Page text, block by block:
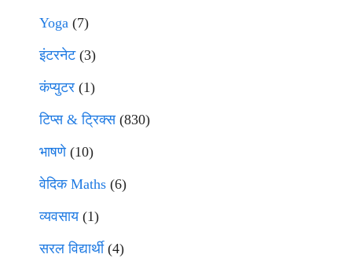
Yoga (7)
इंटरनेट(3)
कंप्युटर (1)
टिप्स & ट्रिक्स(830)
भाषणे(10)
वेदिक Maths (6)
व्यवसाय(1)
सरल विद्यार्थी(4)